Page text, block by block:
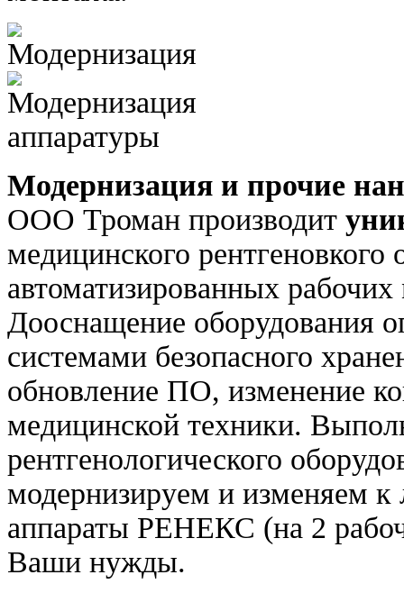
Модернизация и прочие
ООО Троман производит
медицинского рентгеновкого
автоматизированных
Дооснащение оборудования
системами безопасного
обновление ПО, изменение
медицинской техники.
рентгенологического
модернизируем и изменяем
аппараты РЕНЕКС (на 2
Ваши нужды.